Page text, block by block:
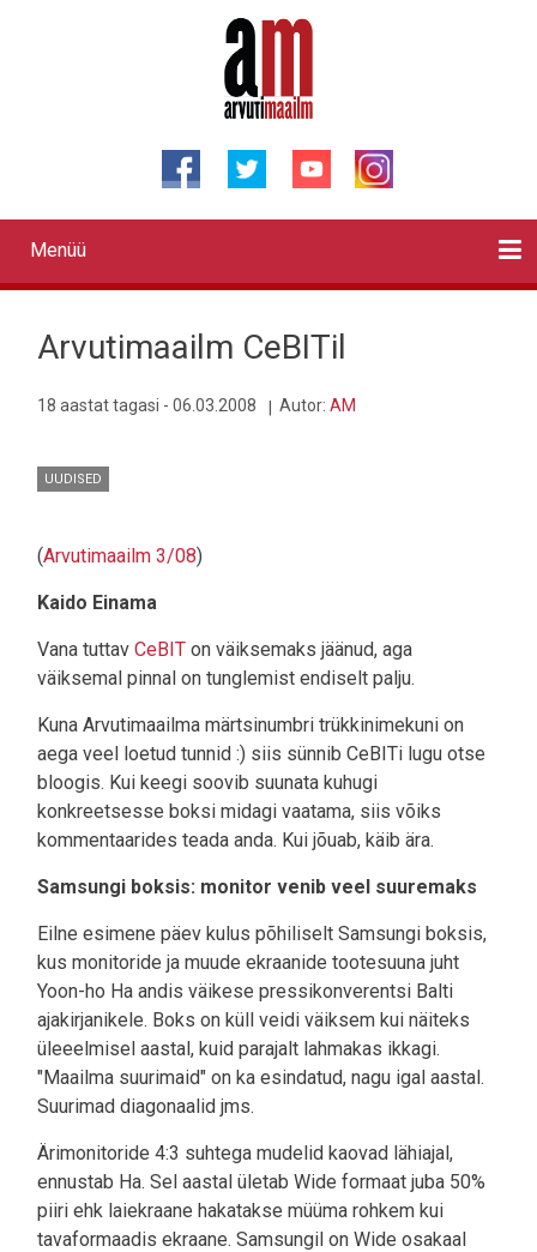
Primary
links
Menüü
Arvutimaailm CeBITil
18 aastat tagasi - 06.03.2008 Autor: AM
UUDISED
(Arvutimaailm 3/08)
Kaido Einama
Vana tuttav CeBIT on väiksemaks jäänud, aga
väiksemal pinnal on tunglemist endiselt palju.
Kuna Arvutimaailma märtsinumbri trükkinimekuni on
aega veel loetud tunnid :) siis sünnib CeBITi lugu otse
bloogis. Kui keegi soovib suunata kuhugi
konkreetsesse boksi midagi vaatama, siis võiks
kommentaarides teada anda. Kui jõuab, käib ära.
Samsungi boksis: monitor venib veel suuremaks
Eilne esimene päev kulus põhiliselt Samsungi boksis,
kus monitoride ja muude ekraanide tootesuuna juht
Yoon-ho Ha andis väikese pressikonverentsi Balti
ajakirjanikele. Boks on küll veidi väiksem kui näiteks
üleeelmisel aastal, kuid parajalt lahmakas ikkagi.
"Maailma suurimaid" on ka esindatud, nagu igal aastal.
Suurimad diagonaalid jms.
Ärimonitoride 4:3 suhtega mudelid kaovad lähiajal,
ennustab Ha. Sel aastal ületab Wide formaat juba 50%
piiri ehk laiekraane hakatakse müüma rohkem kui
tavaformaadis ekraane. Samsungil on Wide osakaal